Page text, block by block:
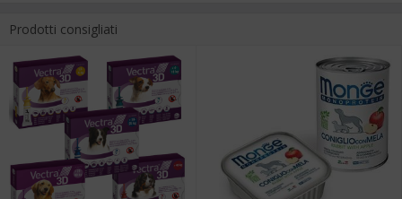
Prodotti consigliati